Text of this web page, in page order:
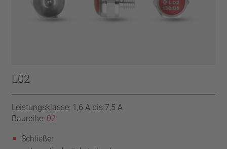
L02
Leistungsklasse: 1,6 A bis 7,5 A
Baureihe: 02
Schließer